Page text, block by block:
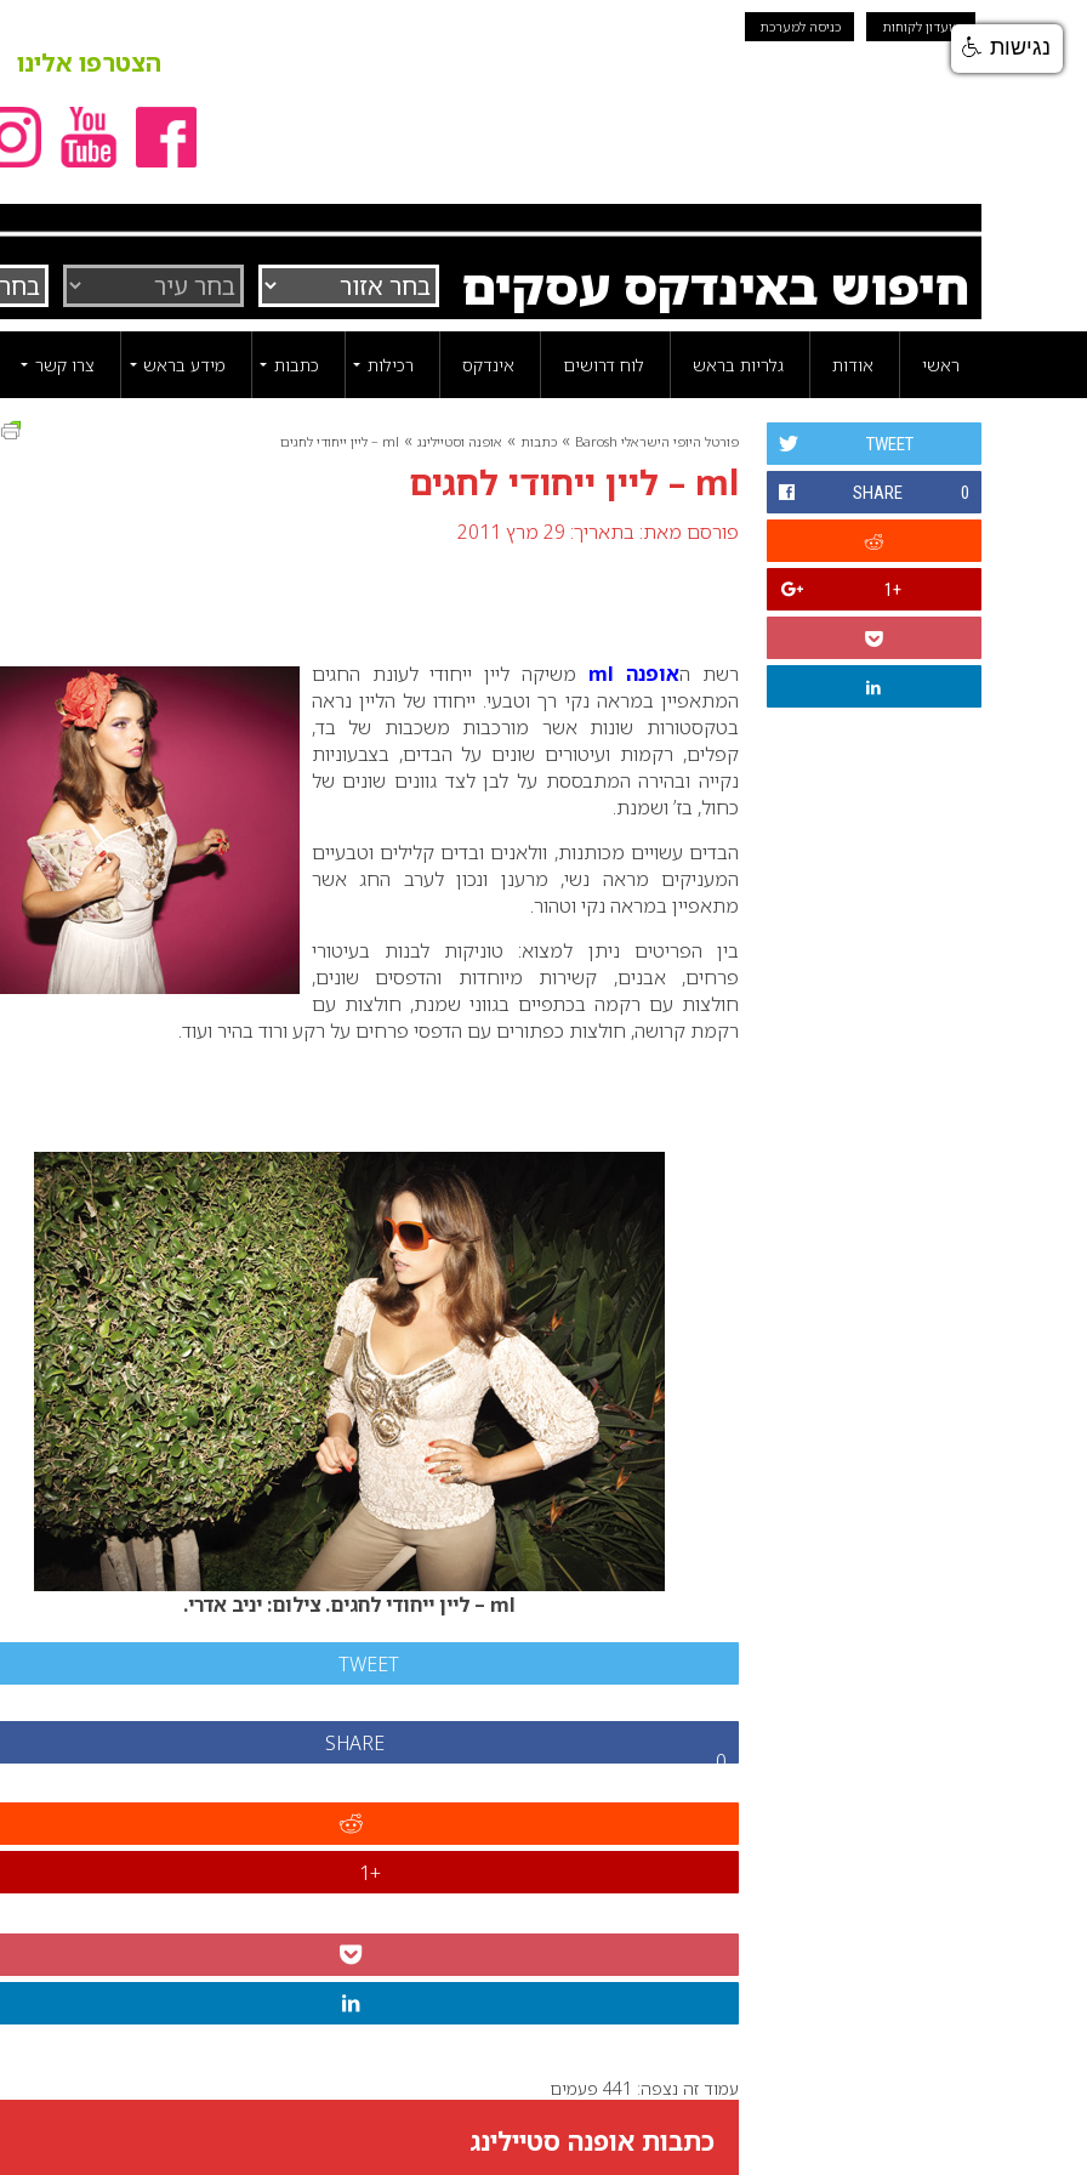
מועדון לקוחות כניסה למערכת
הצטרפו אלינו
חיפוש באינדקס עסקים
ראשי אודות גלריות בראש לוח דרושים אינדקס רכילות כתבות מידע בראש צרו קשר
פורטל היופי הישראלי Barosh » כתבות » אופנה וסטיילינג » ml – ליין ייחודי לחגים
ml – ליין ייחודי לחגים
פורסם מאת: בתאריך: 29 מרץ 2011
TWEET
SHARE 0
+1
רשת האופנה ml משיקה ליין ייחודי לעונת החגים
המתאפיין במראה נקי רך וטבעי. ייחודו של הליין נראה
בטקסטורות שונות אשר מורכבות משכבות של בד,
קפלים, רקמות ועיטורים שונים על הבדים, בצבעוניות
נקייה ובהירה המתבססת על לבן לצד גוונים שונים של
כחול, בז’ ושמנת.
הבדים עשויים מכותנות, וולאנים ובדים קלילים וטבעיים
המעניקים מראה נשי, מרענן ונכון לערב החג אשר
מתאפיין במראה נקי וטהור.
בין הפריטים ניתן למצוא: טוניקות לבנות בעיטורי
פרחים, אבנים, קשירות מיוחדות והדפסים שונים,
חולצות עם רקמה בכתפיים בגווני שמנת, חולצות עם
רקמת קרושה, חולצות כפתורים עם הדפסי פרחים על רקע ורוד בהיר ועוד.
ml – ליין ייחודי לחגים. צילום: יניב אדרי.
TWEET
SHARE
0
+1
עמוד זה נצפה: 441 פעמים
כתבות אופנה סטיילינג
נגישות